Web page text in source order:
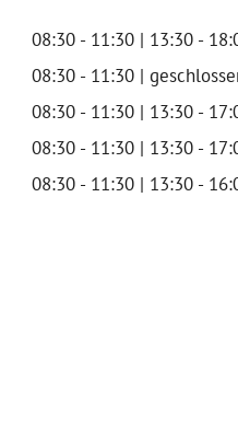
08:30 - 11:30 | 13:30 -
08:30 - 11:30 |
08:30 - 11:30 | 13:30 -
08:30 - 11:30 | 13:30 -
08:30 - 11:30 | 13:30 -